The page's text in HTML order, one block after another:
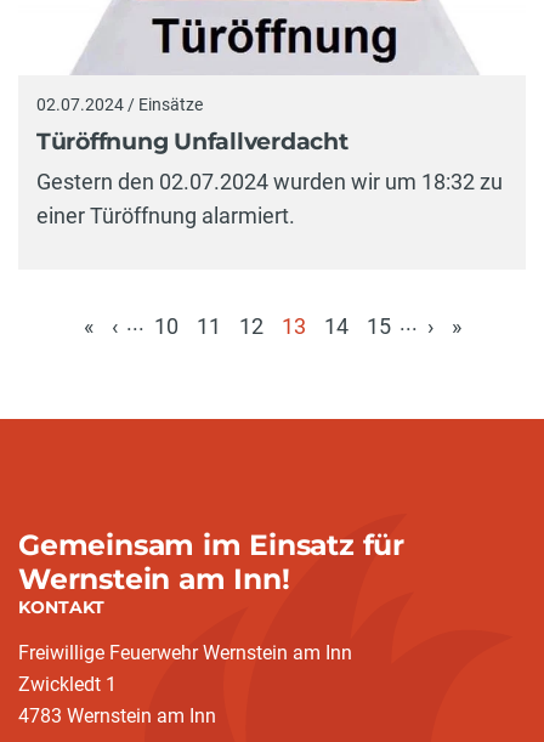
02.07.2024 / Einsätze
Türöffnung Unfallverdacht
Gestern den 02.07.2024 wurden wir um 18:32 zu
einer Türöffnung alarmiert.
« ‹ ... 10 11 12
13
14 15 ... › »
Gemeinsam im Einsatz für
Wernstein am Inn!
KONTAKT
Freiwillige Feuerwehr Wernstein am Inn
Zwickledt 1
4783 Wernstein am Inn